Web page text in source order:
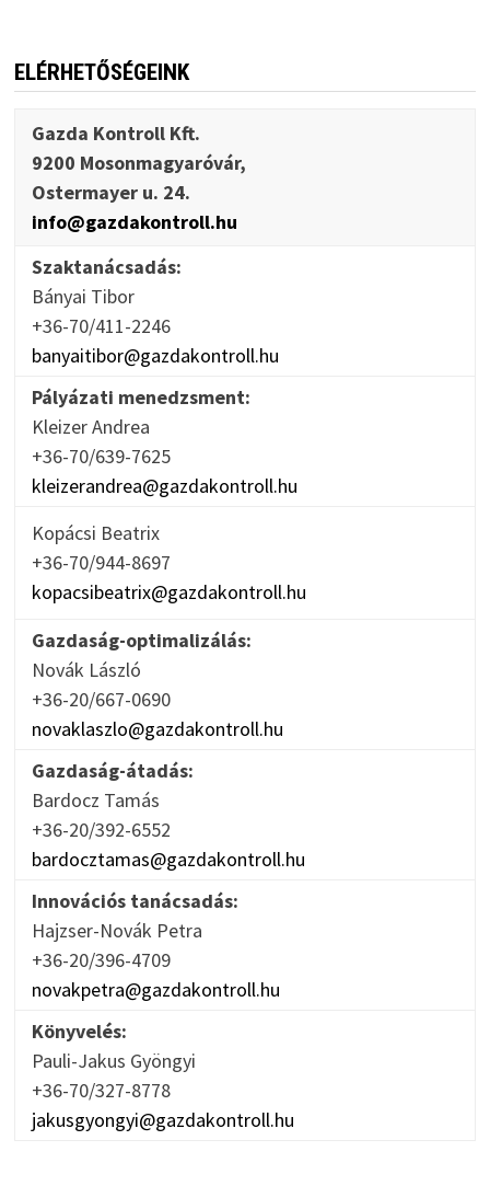
ELÉRHETŐSÉGEINK
Gazda Kontroll Kft.
9200 Mosonmagyaróvár,
Ostermayer u. 24.
info@gazdakontroll.hu
Szaktanácsadás:
Bányai Tibor
+36-70/411-2246
banyaitibor@gazdakontroll.hu
Pályázati menedzsment:
Kleizer Andrea
+36-70/639-7625
kleizerandrea@gazdakontroll.hu
Kopácsi Beatrix
+36-70/944-8697
kopacsibeatrix@gazdakontroll.hu
Gazdaság-optimalizálás:
Novák László
+36-20/667-0690
novaklaszlo@gazdakontroll.hu
Gazdaság-átadás:
Bardocz Tamás
+36-20/392-6552
bardocztamas@gazdakontroll.hu
Innovációs tanácsadás:
Hajzser-Novák Petra
+36-20/396-4709
novakpetra@gazdakontroll.hu
Könyvelés:
Pauli-Jakus Gyöngyi
+36-70/327-8778
jakusgyongyi@gazdakontroll.hu